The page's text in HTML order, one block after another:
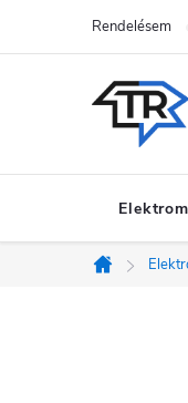
tartalomhoz
Rendelésem
Kezdőlap